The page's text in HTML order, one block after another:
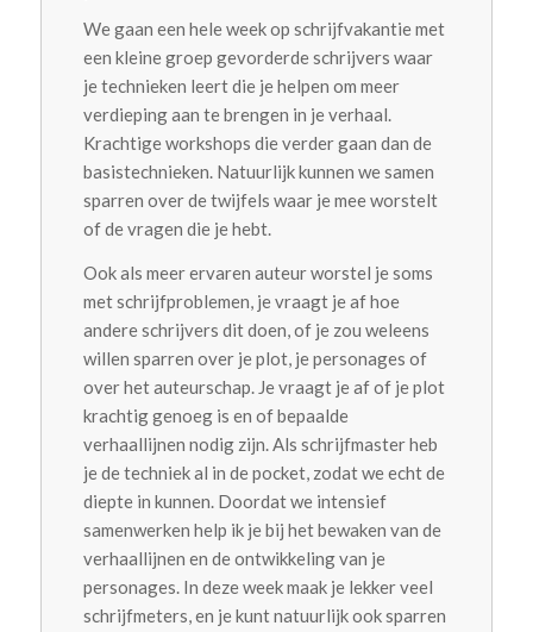
We gaan een hele week op schrijfvakantie met
een kleine groep gevorderde schrijvers waar
je technieken leert die je helpen om meer
verdieping aan te brengen in je verhaal.
Krachtige workshops die verder gaan dan de
basistechnieken. Natuurlijk kunnen we samen
sparren over de twijfels waar je mee worstelt
of de vragen die je hebt.
Ook als meer ervaren auteur worstel je soms
met schrijfproblemen, je vraagt je af hoe
andere schrijvers dit doen, of je zou weleens
willen sparren over je plot, je personages of
over het auteurschap. Je vraagt je af of je plot
krachtig genoeg is en of bepaalde
verhaallijnen nodig zijn. Als schrijfmaster heb
je de techniek al in de pocket, zodat we echt de
diepte in kunnen. Doordat we intensief
samenwerken help ik je bij het bewaken van de
verhaallijnen en de ontwikkeling van je
personages. In deze week maak je lekker veel
schrijfmeters, en je kunt natuurlijk ook sparren